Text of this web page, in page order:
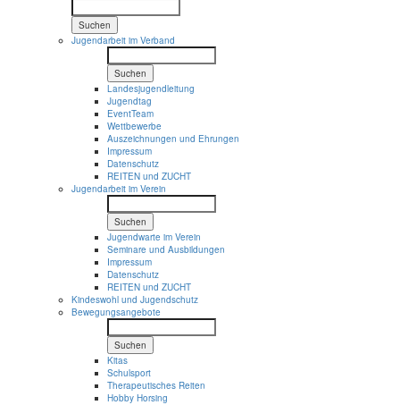
Suchen
Jugendarbeit im Verband
Suchen
Landesjugendleitung
Jugendtag
EventTeam
Wettbewerbe
Auszeichnungen und Ehrungen
Impressum
Datenschutz
REITEN und ZUCHT
Jugendarbeit im Verein
Suchen
Jugendwarte im Verein
Seminare und Ausbildungen
Impressum
Datenschutz
REITEN und ZUCHT
Kindeswohl und Jugendschutz
Bewegungsangebote
Suchen
Kitas
Schulsport
Therapeutisches Reiten
Hobby Horsing